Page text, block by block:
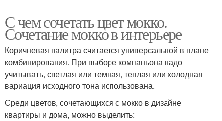
С чем сочетать цвет мокко.
Сочетание мокко в интерьере
Коричневая палитра считается универсальной в плане
комбинирования. При выборе компаньона надо
учитывать, светлая или темная, теплая или холодная
вариация исходного тона использована.
Среди цветов, сочетающихся с мокко в дизайне
квартиры и дома, можно выделить: